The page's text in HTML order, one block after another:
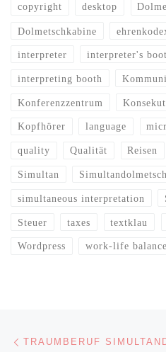
copyright desktop
Dolmetschkabine
interpreter interpreter's
interpreting booth
Konferenzzentrum
Kopfhörer language
quality Qualität Reisen
Simultan
simultaneous interpretation
Steuer taxes textklau
Wordpress work-life balance
TRAUMBERUF